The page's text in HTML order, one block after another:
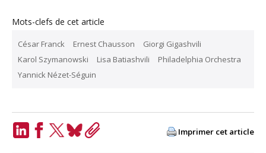
Mots-clefs de cet article
César Franck Ernest Chausson
Giorgi Gigashvili
Karol Szymanowski
Lisa Batiashvili
Philadelphia Orchestra
Yannick Nézet-Séguin
Imprimer cet article